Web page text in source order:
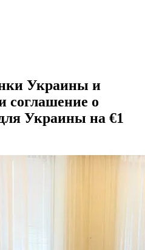
Украины и
соглашение о
Украины на €1